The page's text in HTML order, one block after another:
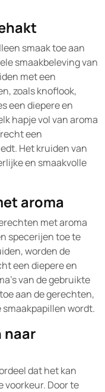
smaak toe aan
smaakbeleving van
met een
zoals knoflook,
een diepere en
hapje vol van aroma
een
Het kruiden van
en smaakvolle
aroma
met aroma
specerijen toe te
worden de
een diepere en
van de gebruikte
aan de gerechten,
smaakpapillen wordt.
naar
dat het kan
voorkeur. Door te